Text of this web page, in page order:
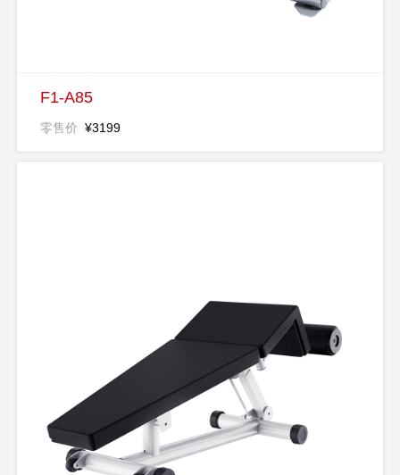
F1-A85
零售价 ¥3199